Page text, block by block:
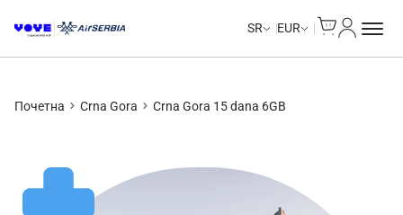
SR EUR
Почетна Crna Gora Crna Gora 15 dana 6GB